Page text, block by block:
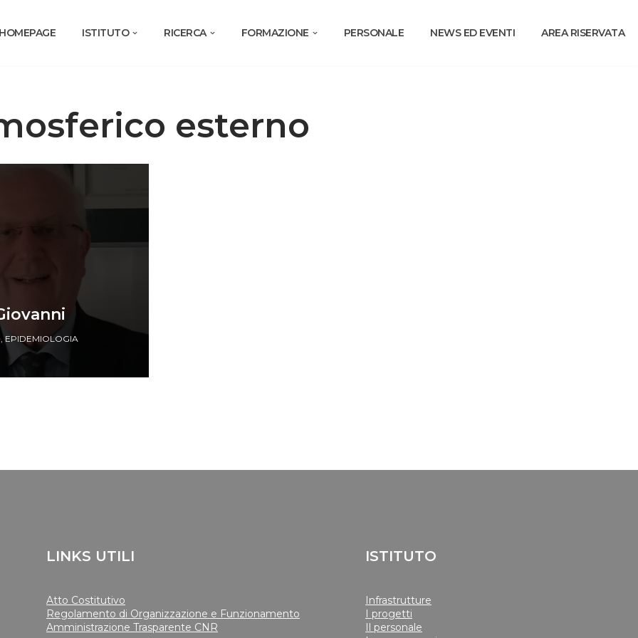
HOMEPAGE ISTITUTO RICERCA FORMAZIONE PERSONALE NEWS ED EVENTI AREA RISERVATA
esterno
,EPIDEMIOLOGIA
LINKS UTILI
Atto Costitutivo
Regolamento di Organizzazione e Funzionamento
Amministrazione Trasparente CNR
ISTITUTO
Infrastrutture
I progetti
Il personale